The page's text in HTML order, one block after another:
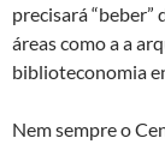
precisará
áreas como a a
biblioteconomia
Nem sempre o